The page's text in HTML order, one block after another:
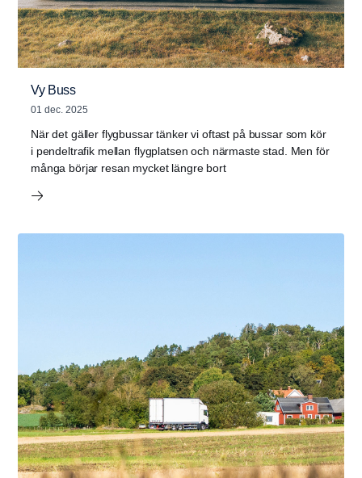
Vy Buss
01 dec. 2025
När det gäller flygbussar tänker vi oftast på bussar som kör
i pendeltrafik mellan flygplatsen och närmaste stad. Men för
många börjar resan mycket längre bort